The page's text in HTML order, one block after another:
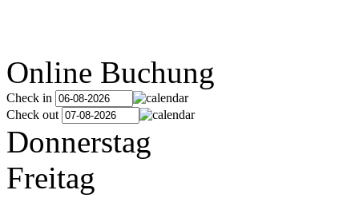
Online Buchung
Check in
Check out
Donnerstag
Freitag